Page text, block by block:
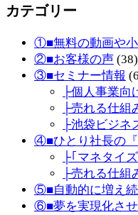
カテゴリー
①■無料の動画や
②■お客様の声 (38)
③■セミナー情報
├個人事業向
├売れる仕組
├池袋ビジネ
④■ひとり社長の『
├｢マネタイ
├売れる仕組
⑤■自動的に増え続
⑥■夢を実現化させ